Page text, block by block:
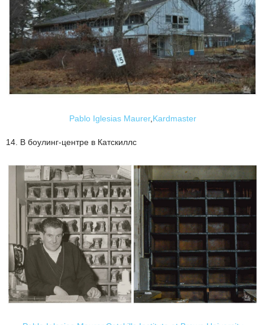
Pablo Iglesias Maurer,Kardmaster
14. В боулинг-центре в Катскиллс